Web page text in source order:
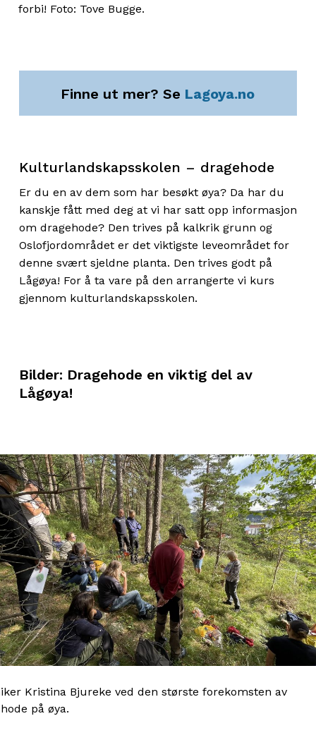
forbi! Foto: Tove Bugge.
Finne ut mer? Se Lagoya.no
Kulturlandskapsskolen – dragehode
Er du en av dem som har besøkt øya? Da har du
kanskje fått med deg at vi har satt opp informasjon
om dragehode? Den trives på kalkrik grunn og
Oslofjordområdet er det viktigste leveområdet for
denne svært sjeldne planta. Den trives godt på
Lågøya! For å ta vare på den arrangerte vi kurs
gjennom kulturlandskapsskolen.
Bilder: Dragehode en viktig del av
Lågøya!
Kristina Bjureke ved den største forekomsten av
på øya.